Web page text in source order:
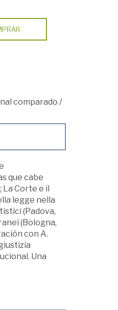
comparado /
que cabe
Corte e il
legge nella
(Padova,
(Bologna,
con A.
Una